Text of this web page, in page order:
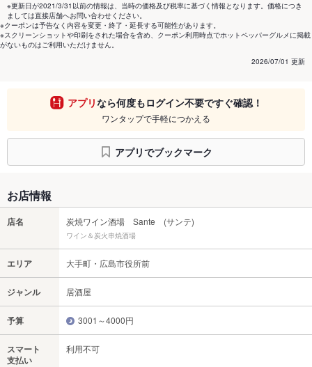
※更新日が2021/3/31以前の情報は、当時の価格及び税率に基づく情報となります。価格につき
ましては直接店舗へお問い合わせください。
※クーポンは予告なく内容を変更・終了・延長する可能性があります。
※スクリーンショットや印刷をされた場合を含め、クーポン利用時点でホットペッパーグルメに掲載
がないものはご利用いただけません。
2026/07/01 更新
アプリなら何度もログイン不要ですぐ確認！
ワンタップで手軽につかえる
アプリでブックマーク
お店情報
店名 炭焼ワイン酒場 Sante (サンテ)
ワイン＆炭火串焼酒場
エリア 大手町・広島市役所前
ジャンル 居酒屋
予算 3001～4000円
スマート
支払い
利用不可